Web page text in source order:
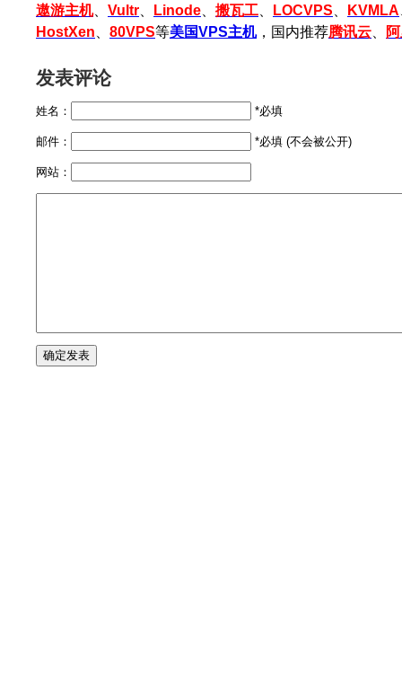
遨游主机、 Vultr Linode 搬瓦工 LOCVPS KVMLA
HostXen
80VPS等美国VPS主机，国内推荐腾讯云
发表评论
姓名： *必填
邮件： *必填 (不会被公开)
网站：